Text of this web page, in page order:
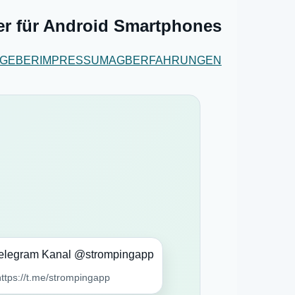
für Android Smartphones
IMPRESSUMAGBERFAHRUNGEN
t.me/strompingapp